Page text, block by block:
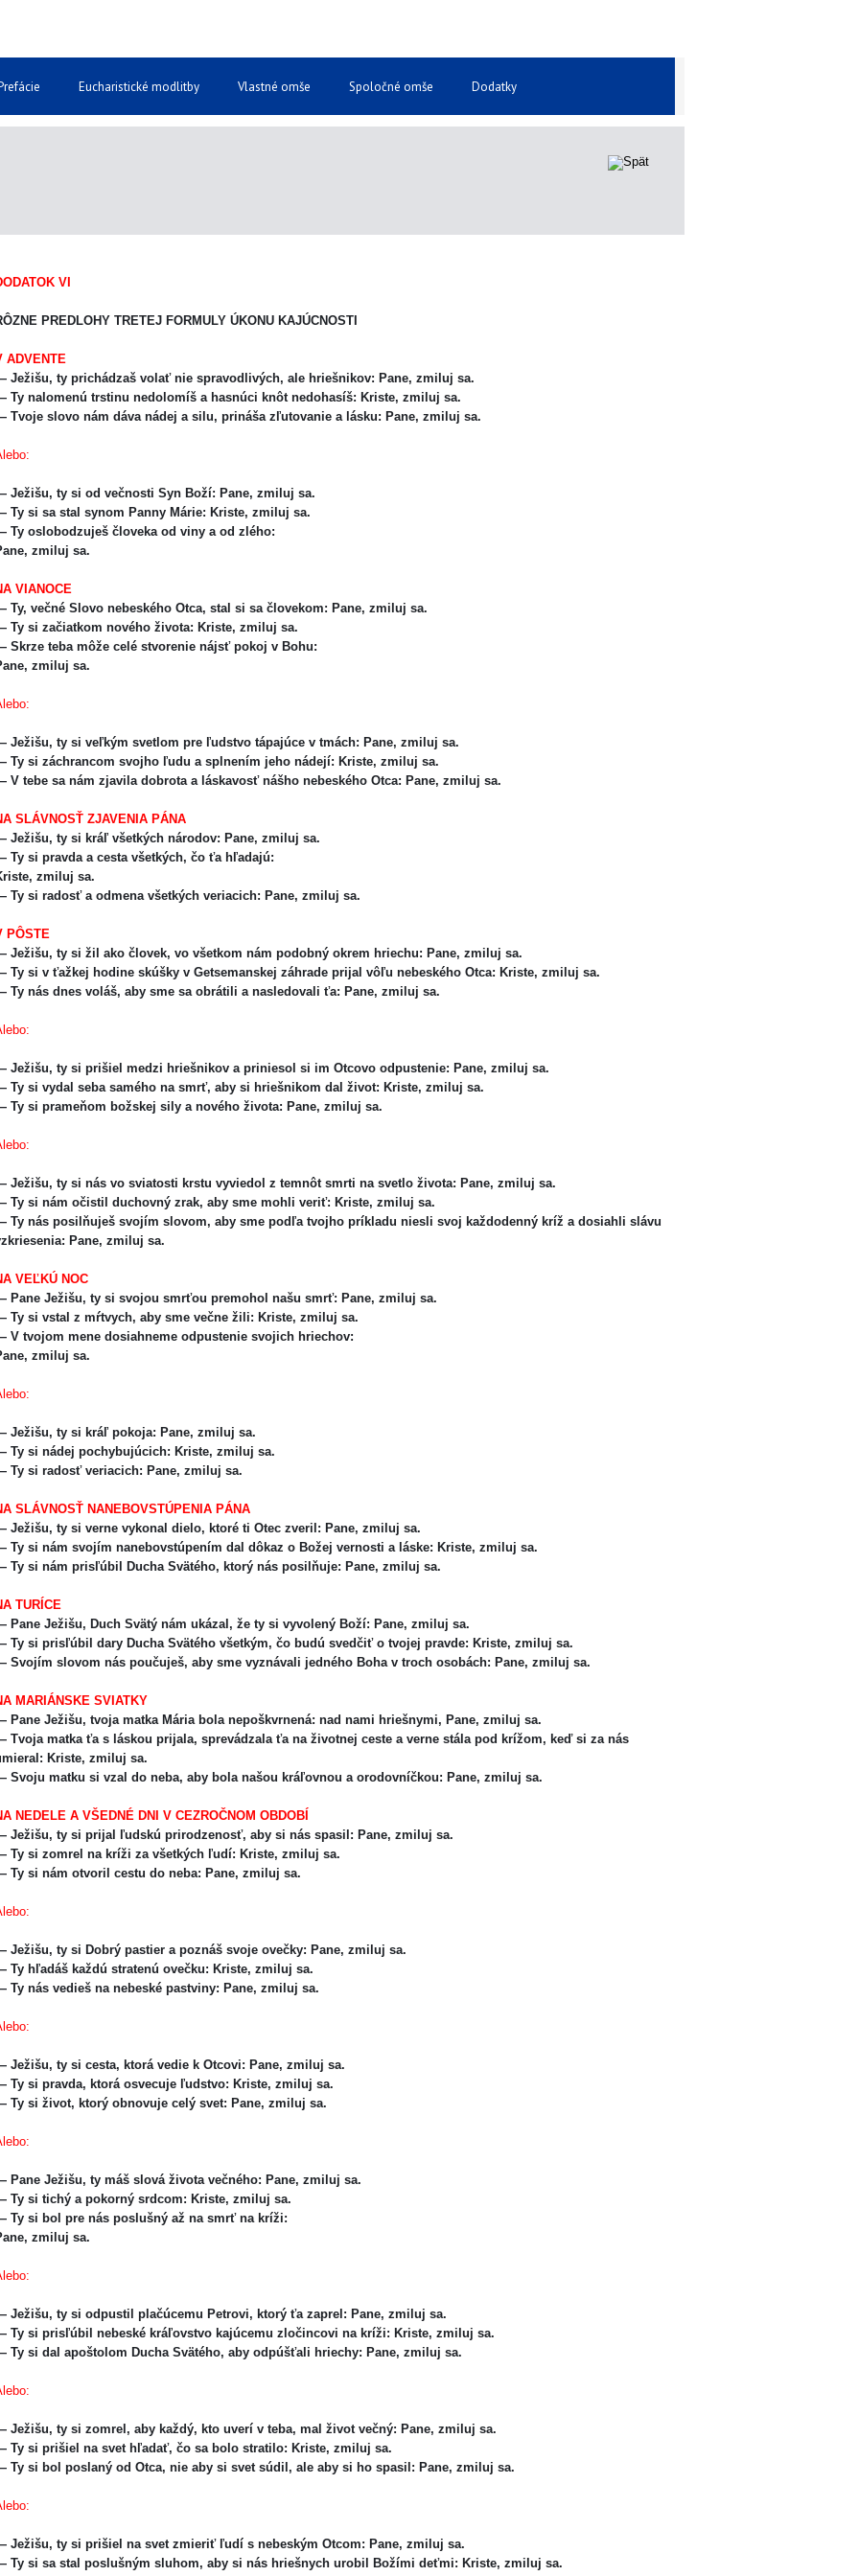
Eucharistické modlitby Vlastné omše Spoločné omše Dodatky
VI
PREDLOHY TRETEJ FORMULY ÚKONU KAJÚCNOSTI
ADVENTE
Ježišu, ty prichádzaš volať nie spravodlivých, ale hriešnikov: Pane, zmiluj sa.
Ty nalomenú trstinu nedolomíš a hasnúci knôt nedohasíš: Kriste, zmiluj sa.
Tvoje slovo nám dáva nádej a silu, prináša zľutovanie a lásku: Pane, zmiluj sa.
Ježišu, ty si od večnosti Syn Boží: Pane, zmiluj sa.
Ty si sa stal synom Panny Márie: Kriste, zmiluj sa.
Ty oslobodzuješ človeka od viny a od zlého:
zmiluj sa.
VIANOCE
Ty, večné Slovo nebeského Otca, stal si sa človekom: Pane, zmiluj sa.
Ty si začiatkom nového života: Kriste, zmiluj sa.
Skrze teba môže celé stvorenie nájsť pokoj v Bohu:
zmiluj sa.
Ježišu, ty si veľkým svetlom pre ľudstvo tápajúce v tmách: Pane, zmiluj sa.
Ty si záchrancom svojho ľudu a splnením jeho nádejí: Kriste, zmiluj sa.
V tebe sa nám zjavila dobrota a láskavosť nášho nebeského Otca: Pane, zmiluj sa.
SLÁVNOSŤ ZJAVENIA PÁNA
Ježišu, ty si kráľ všetkých národov: Pane, zmiluj sa.
Ty si pravda a cesta všetkých, čo ťa hľadajú:
zmiluj sa.
Ty si radosť a odmena všetkých veriacich: Pane, zmiluj sa.
PÔSTE
Ježišu, ty si žil ako človek, vo všetkom nám podobný okrem hriechu: Pane, zmiluj sa.
Ty si v ťažkej hodine skúšky v Getsemanskej záhrade prijal vôľu nebeského Otca: Kriste, zmiluj sa.
Ty nás dnes voláš, aby sme sa obrátili a nasledovali ťa: Pane, zmiluj sa.
Ježišu, ty si prišiel medzi hriešnikov a priniesol si im Otcovo odpustenie: Pane, zmiluj sa.
Ty si vydal seba samého na smrť, aby si hriešnikom dal život: Kriste, zmiluj sa.
Ty si prameňom božskej sily a nového života: Pane, zmiluj sa.
Ježišu, ty si nás vo sviatosti krstu vyviedol z temnôt smrti na svetlo života: Pane, zmiluj sa.
Ty si nám očistil duchovný zrak, aby sme mohli veriť: Kriste, zmiluj sa.
Ty nás posilňuješ svojím slovom, aby sme podľa tvojho príkladu niesli svoj každodenný kríž a dosiahli slávu
Pane, zmiluj sa.
VEĽKÚ NOC
Pane Ježišu, ty si svojou smrťou premohol našu smrť: Pane, zmiluj sa.
Ty si vstal z mŕtvych, aby sme večne žili: Kriste, zmiluj sa.
V tvojom mene dosiahneme odpustenie svojich hriechov:
zmiluj sa.
Ježišu, ty si kráľ pokoja: Pane, zmiluj sa.
Ty si nádej pochybujúcich: Kriste, zmiluj sa.
Ty si radosť veriacich: Pane, zmiluj sa.
SLÁVNOSŤ NANEBOVSTÚPENIA PÁNA
Ježišu, ty si verne vykonal dielo, ktoré ti Otec zveril: Pane, zmiluj sa.
Ty si nám svojím nanebovstúpením dal dôkaz o Božej vernosti a láske: Kriste, zmiluj sa.
Ty si nám prisľúbil Ducha Svätého, ktorý nás posilňuje: Pane, zmiluj sa.
TURÍCE
Pane Ježišu, Duch Svätý nám ukázal, že ty si vyvolený Boží: Pane, zmiluj sa.
Ty si prisľúbil dary Ducha Svätého všetkým, čo budú svedčiť o tvojej pravde: Kriste, zmiluj sa.
Svojím slovom nás poučuješ, aby sme vyznávali jedného Boha v troch osobách: Pane, zmiluj sa.
MARIÁNSKE SVIATKY
Pane Ježišu, tvoja matka Mária bola nepoškvrnená: nad nami hriešnymi, Pane, zmiluj sa.
Tvoja matka ťa s láskou prijala, sprevádzala ťa na životnej ceste a verne stála pod krížom, keď si za nás
Kriste, zmiluj sa.
Svoju matku si vzal do neba, aby bola našou kráľovnou a orodovníčkou: Pane, zmiluj sa.
NEDELE A VŠEDNÉ DNI V CEZROČNOM OBDOBÍ
Ježišu, ty si prijal ľudskú prirodzenosť, aby si nás spasil: Pane, zmiluj sa.
Ty si zomrel na kríži za všetkých ľudí: Kriste, zmiluj sa.
Ty si nám otvoril cestu do neba: Pane, zmiluj sa.
Ježišu, ty si Dobrý pastier a poznáš svoje ovečky: Pane, zmiluj sa.
Ty hľadáš každú stratenú ovečku: Kriste, zmiluj sa.
Ty nás vedieš na nebeské pastviny: Pane, zmiluj sa.
Ježišu, ty si cesta, ktorá vedie k Otcovi: Pane, zmiluj sa.
Ty si pravda, ktorá osvecuje ľudstvo: Kriste, zmiluj sa.
Ty si život, ktorý obnovuje celý svet: Pane, zmiluj sa.
Pane Ježišu, ty máš slová života večného: Pane, zmiluj sa.
Ty si tichý a pokorný srdcom: Kriste, zmiluj sa.
Ty si bol pre nás poslušný až na smrť na kríži:
zmiluj sa.
Ježišu, ty si odpustil plačúcemu Petrovi, ktorý ťa zaprel: Pane, zmiluj sa.
Ty si prisľúbil nebeské kráľovstvo kajúcemu zločincovi na kríži: Kriste, zmiluj sa.
Ty si dal apoštolom Ducha Svätého, aby odpúšťali hriechy: Pane, zmiluj sa.
Ježišu, ty si zomrel, aby každý, kto uverí v teba, mal život večný: Pane, zmiluj sa.
Ty si prišiel na svet hľadať, čo sa bolo stratilo: Kriste, zmiluj sa.
Ty si bol poslaný od Otca, nie aby si svet súdil, ale aby si ho spasil: Pane, zmiluj sa.
Ježišu, ty si prišiel na svet zmieriť ľudí s nebeským Otcom: Pane, zmiluj sa.
Ty si sa stal poslušným sluhom, aby si nás hriešnych urobil Božími deťmi: Kriste, zmiluj sa.